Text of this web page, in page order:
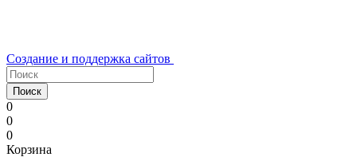
Создание и поддержка сайтов
Поиск
0
0
0
Корзина